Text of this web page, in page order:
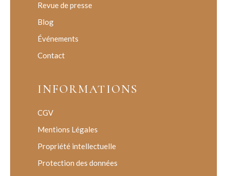
Revue de presse
Blog
Événements
Contact
INFORMATIONS
CGV
Mentions Légales
Propriété intellectuelle
Protection des données